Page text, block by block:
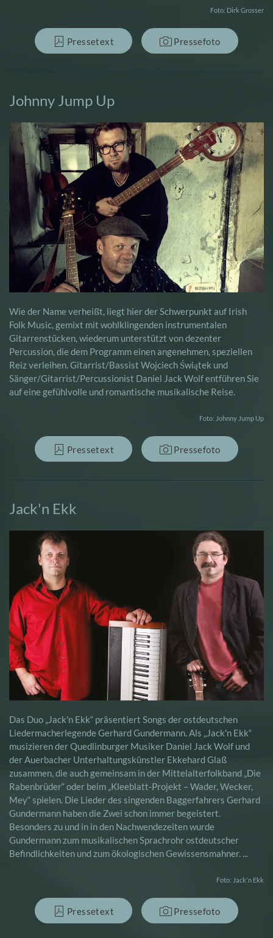
Foto: Dirk Grosser
Pressetext Pressefoto
Johnny Jump Up
Wie der Name verheißt, liegt hier der Schwerpunkt auf Irish
Folk Music, gemixt mit wohlklingenden instrumentalen
Gitarrenstücken, wiederum unterstützt von dezenter
Percussion, die dem Programm einen angenehmen, speziellen
Reiz verleihen. Gitarrist/Bassist Wojciech Świątek und
Sänger/Gitarrist/Percussionist Daniel Jack Wolf entführen Sie
auf eine gefühlvolle und romantische musikalische Reise.
Foto: Johnny Jump Up
Pressetext Pressefoto
Jack'n Ekk
Das Duo „Jack'n Ekk“ präsentiert Songs der ostdeutschen
Liedermacherlegende Gerhard Gundermann. Als „Jack'n Ekk“
musizieren der Quedlinburger Musiker Daniel Jack Wolf und
der Auerbacher Unterhaltungskünstler Ekkehard Glaß
zusammen, die auch gemeinsam in der Mittelalterfolkband „Die
Rabenbrüder“ oder beim „Kleeblatt-Projekt – Wader, Wecker,
Mey“ spielen. Die Lieder des singenden Baggerfahrers Gerhard
Gundermann haben die Zwei schon immer begeistert.
Besonders zu und in in den Nachwendezeiten wurde
Gundermann zum musikalischen Sprachrohr ostdeutscher
Befindlichkeiten und zum ökologischen Gewissensmahner. ...
Foto: Jack'n Ekk
Pressetext Pressefoto